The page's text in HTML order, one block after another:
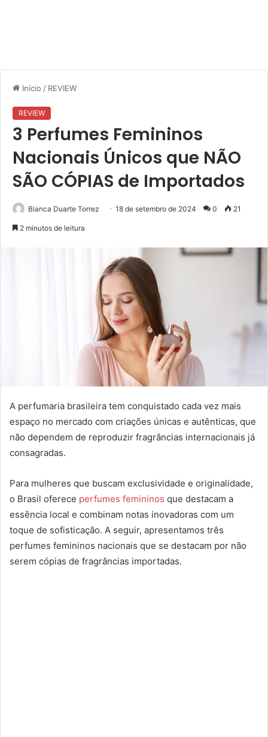
Início / REVIEW
REVIEW
3 Perfumes Femininos
Nacionais Únicos que NÃO
SÃO CÓPIAS de Importados
Bianca Duarte Torrez 18 de setembro de 2024 0 21
2 minutos de leitura
A perfumaria brasileira tem conquistado cada vez mais
espaço no mercado com criações únicas e autênticas, que
não dependem de reproduzir fragrâncias internacionais já
consagradas.
Para mulheres que buscam exclusividade e originalidade,
o Brasil oferece perfumes femininos que destacam a
essência local e combinam notas inovadoras com um
toque de sofisticação. A seguir, apresentamos três
perfumes femininos nacionais que se destacam por não
serem cópias de fragrâncias importadas.